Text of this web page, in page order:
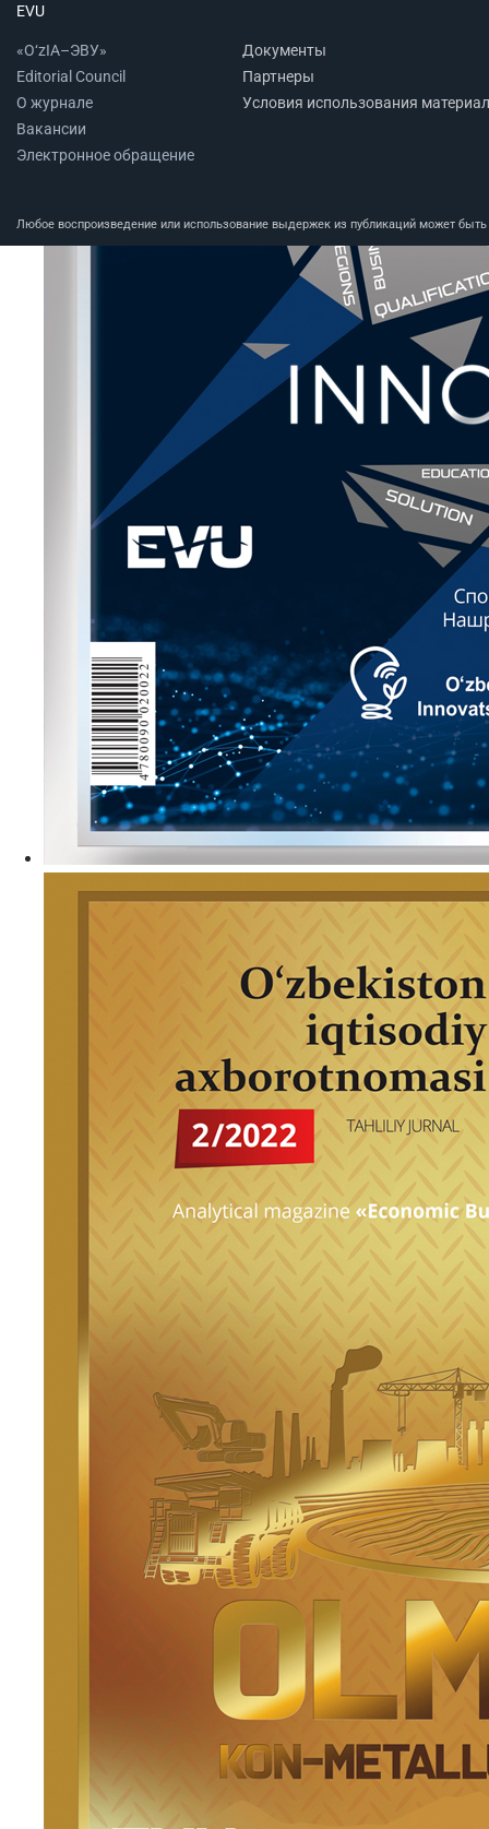
EVU
«O‘zIA–ЭВУ»
Editorial Council
О журнале
Вакансии
Электронное обращение
Документы
Партнеры
Условия использования
Любое воспроизведение или использование выдержек из публикаций может